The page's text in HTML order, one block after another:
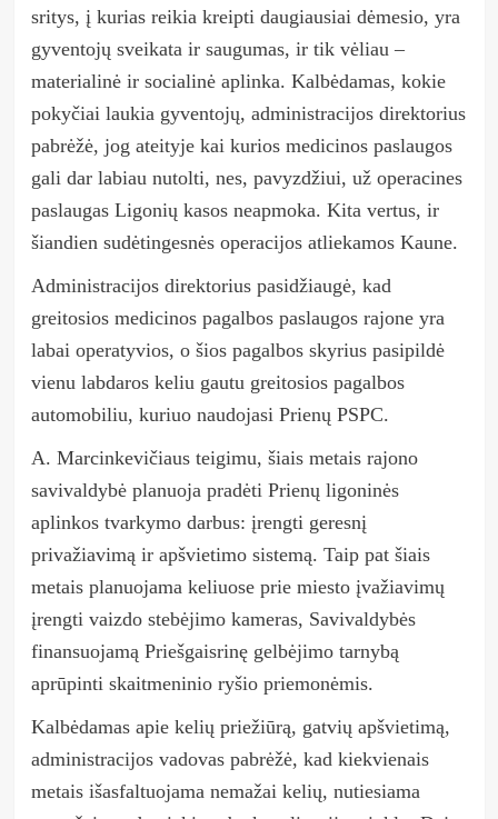
sritys, į kurias reikia kreipti daugiausiai dėmesio, yra
gyventojų sveikata ir saugumas, ir tik vėliau –
materialinė ir socialinė aplinka. Kalbėdamas, kokie
pokyčiai laukia gyventojų, administracijos direktorius
pabrėžė, jog ateityje kai kurios medicinos paslaugos
gali dar labiau nutolti, nes, pavyzdžiui, už operacines
paslaugas Ligonių kasos neapmoka. Kita vertus, ir
šiandien sudėtingesnės operacijos atliekamos Kaune.
Administracijos direktorius pasidžiaugė, kad
greitosios medicinos pagalbos paslaugos rajone yra
labai operatyvios, o šios pagalbos skyrius pasipildė
vienu labdaros keliu gautu greitosios pagalbos
automobiliu, kuriuo naudojasi Prienų PSPC.
A. Marcinkevičiaus teigimu, šiais metais rajono
savivaldybė planuoja pradėti Prienų ligoninės
aplinkos tvarkymo darbus: įrengti geresnį
privažiavimą ir apšvietimo sistemą. Taip pat šiais
metais planuojama keliuose prie miesto įvažiavimų
įrengti vaizdo stebėjimo kameras, Savivaldybės
finansuojamą Priešgaisrinę gelbėjimo tarnybą
aprūpinti skaitmeninio ryšio priemonėmis.
Kalbėdamas apie kelių priežiūrą, gatvių apšvietimą,
administracijos vadovas pabrėžė, kad kiekvienais
metais išasfaltuojama nemažai kelių, nutiesiama